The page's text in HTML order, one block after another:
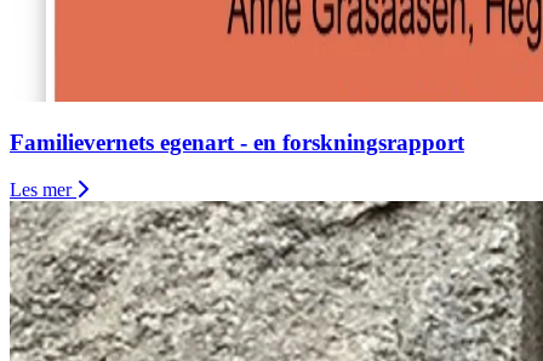
Familievernets egenart - en forskningsrapport
Les mer